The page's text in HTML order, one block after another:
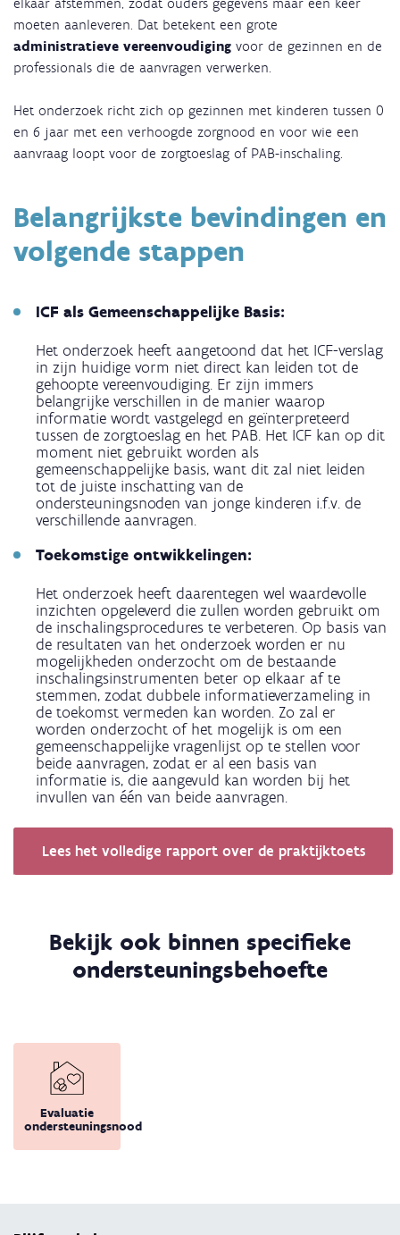
moeten aanleveren. Dat betekent een grote
administratieve vereenvoudiging voor de gezinnen en de
professionals die de aanvragen verwerken.
Het onderzoek richt zich op gezinnen met kinderen tussen 0
en 6 jaar met een verhoogde zorgnood en voor wie een
aanvraag loopt voor de zorgtoeslag of PAB-inschaling.
Belangrijkste bevindingen en
volgende stappen
ICF als Gemeenschappelijke Basis:
Het onderzoek heeft aangetoond dat het ICF-verslag
in zijn huidige vorm niet direct kan leiden tot de
gehoopte vereenvoudiging. Er zijn immers
belangrijke verschillen in de manier waarop
informatie wordt vastgelegd en geïnterpreteerd
tussen de zorgtoeslag en het PAB. Het ICF kan op dit
moment niet gebruikt worden als
gemeenschappelijke basis, want dit zal niet leiden
tot de juiste inschatting van de
ondersteuningsnoden van jonge kinderen i.f.v. de
verschillende aanvragen.
Toekomstige ontwikkelingen:
Het onderzoek heeft daarentegen wel waardevolle
inzichten opgeleverd die zullen worden gebruikt om
de inschalingsprocedures te verbeteren. Op basis van
de resultaten van het onderzoek worden er nu
mogelijkheden onderzocht om de bestaande
inschalingsinstrumenten beter op elkaar af te
stemmen, zodat dubbele informatieverzameling in
de toekomst vermeden kan worden. Zo zal er
worden onderzocht of het mogelijk is om een
gemeenschappelijke vragenlijst op te stellen voor
beide aanvragen, zodat er al een basis van
informatie is, die aangevuld kan worden bij het
invullen van één van beide aanvragen.
Lees het volledige rapport over de praktijktoets
Bekijk ook binnen specifieke
ondersteuningsbehoefte
Evaluatie
ondersteuningsnood